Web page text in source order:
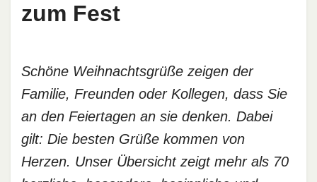
zum Fest
Schöne Weihnachtsgrüße zeigen der
Familie, Freunden oder Kollegen, dass Sie
an den Feiertagen an sie denken. Dabei
gilt: Die besten Grüße kommen von
Herzen. Unser Übersicht zeigt mehr als 70